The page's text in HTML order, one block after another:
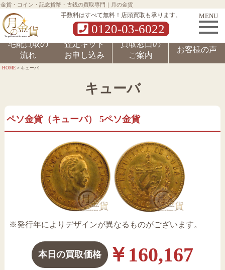
金貨・コイン・記念貨幣・古銭の買取専門｜月の金貨
手数料はすべて無料！店頭買取も承ります。
0120-03-6022
MENU
宅配買取の
流れ
査定キット
お申し込み
買取窓口の
ご案内
お客様の声
HOME > キューバ
キューバ
ペソ金貨（キューバ） 5ペソ金貨
※発行年によりデザインが異なるものがございます。
本日の買取価格 ￥160,167